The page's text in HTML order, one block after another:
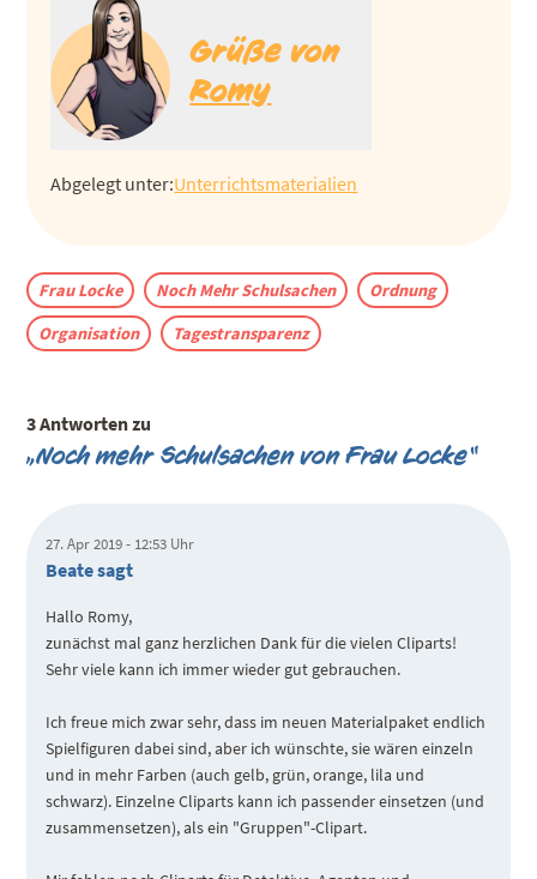
Grüße von
Romy
Abgelegt unter:Unterrichtsmaterialien
Frau Locke Noch Mehr Schulsachen
Ordnung
Organisation
Tagestransparenz
3 Antworten zu
„Noch mehr Schulsachen von Frau Locke“
27. Apr 2019 - 12:53 Uhr
Beate sagt
Hallo Romy,
zunächst mal ganz herzlichen Dank für die vielen Cliparts!
Sehr viele kann ich immer wieder gut gebrauchen.
Ich freue mich zwar sehr, dass im neuen Materialpaket endlich
Spielfiguren dabei sind, aber ich wünschte, sie wären einzeln
und in mehr Farben (auch gelb, grün, orange, lila und
schwarz). Einzelne Cliparts kann ich passender einsetzen (und
zusammensetzen), als ein "Gruppen"-Clipart.